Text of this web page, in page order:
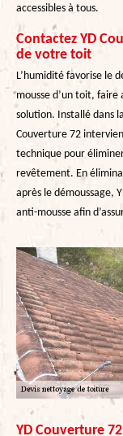
accessibles à tous.
Contactez YD
de votre toit
L’humidité favorise le
mousse d’un toit, faire
solution. Installé dans
Couverture 72
technique pour
revêtement. En
après le démoussage,
anti-mousse afin
YD Couverture